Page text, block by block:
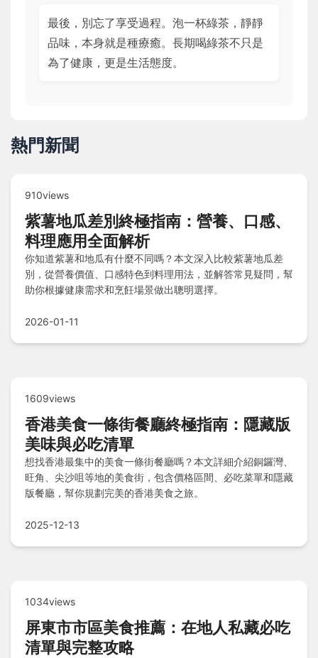
最後，別忘了享受過程。泡一杯綠茶，靜靜
品味，本身就是種療癒。長期喝綠茶不只是
為了健康，更是生活態度。
熱門新聞
910views
紫薯地瓜差別終極指南：營養、口感、
料理應用全面解析
你知道紫薯和地瓜有什麼不同嗎？本文深入比較紫薯地瓜差
別，從營養價值、口感特色到料理用法，並解答常見疑問，幫
助你根據健康需求和烹飪場景做出聰明選擇。
2026-01-11
1609views
香港美食一條街餐廳終極指南：隱藏版
美味與必吃清單
想找香港最集中的美食一條街餐廳嗎？本文詳細介紹銅鑼灣、
旺角、尖沙咀等地的美食街，包含價格區間、必吃菜單和隱藏
版餐廳，幫你規劃完美的香港美食之旅。
2025-12-13
1034views
屏東市市區美食推薦：在地人私藏必吃
清單與完整攻略